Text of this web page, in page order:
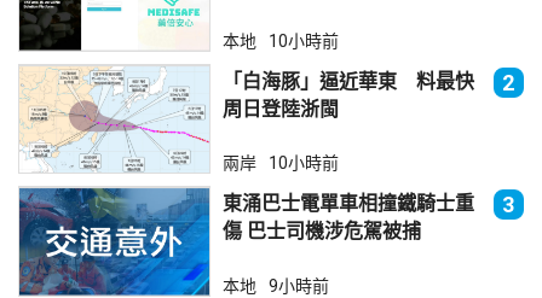
本地 10小時前
「白海豚」逼近華東 料最快
周日登陸浙閩
2
兩岸 10小時前
東涌巴士電單車相撞鐵騎士重
傷 巴士司機涉危駕被捕
3
本地 9小時前